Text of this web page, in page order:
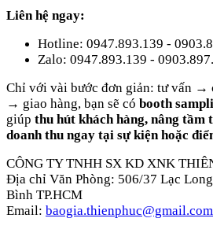
Liên hệ ngay:
Hotline: 0947.893.139 -
Zalo: 0947.893.139 -
Chỉ với vài bước đơn giản: tư vấn →
→ giao hàng, bạn sẽ có booth
giúp thu hút khách hàng, nâng tầm
doanh thu ngay tại sự kiện hoặc
CÔNG TY TNHH SX KD XNK
Địa chỉ Văn Phòng: 506/37 Lạc
Bình TP.HCM
Email: baogia.thienphuc@gmail.com